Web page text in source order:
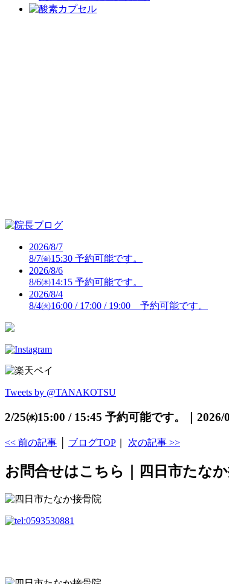
2026/8/7
8/7㈮15:30 予約可能です。
2026/8/6
8/6㈭14:15 予約可能です。
2026/8/4
8/4㈫16:00 / 17:00 / 19:00 予約可能です。
Tweets by @TANAKOTSU
2/25㈬15:00 / 15:45 予約可能です。｜2026/
<< 前の記事 ブログTOP 次の記事 >>
お問合せはこちら｜四日市たな